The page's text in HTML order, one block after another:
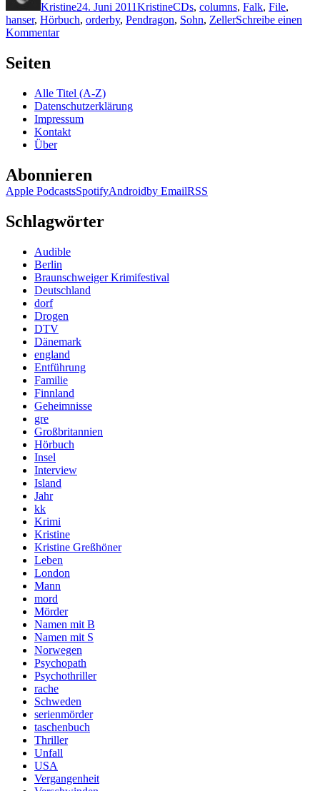
Kristine24. Juni 2011KristineCDs, columns, Falk, File,
hanser, Hörbuch, orderby, Pendragon, Sohn, ZellerSchreibe einen
Kommentarzu
(Teil
1/2)
Seiten
Alle Titel (A-Z)
Datenschutzerklärung
Impressum
Kontakt
Über
Abonnieren
Apple PodcastsSpotifyAndroidby EmailRSS
Schlagwörter
Audible
Berlin
Braunschweiger Krimifestival
Deutschland
dorf
Drogen
DTV
Dänemark
england
Entführung
Familie
Finnland
Geheimnisse
gre
Großbritannien
Hörbuch
Insel
Interview
Island
Jahr
kk
Krimi
Kristine
Kristine Greßhöner
Leben
London
Mann
mord
Mörder
Namen mit B
Namen mit S
Norwegen
Psychopath
Psychothriller
rache
Schweden
serienmörder
taschenbuch
Thriller
Unfall
USA
Vergangenheit